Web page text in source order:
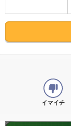
イマイチ